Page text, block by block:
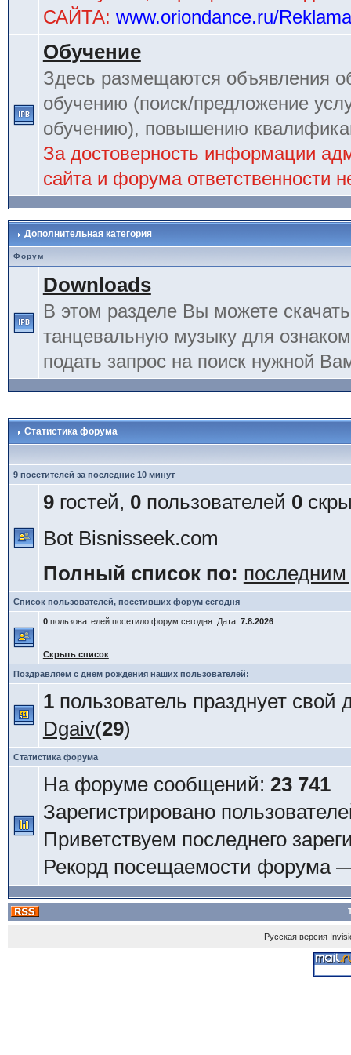
САЙТА: www.oriondance.ru/Reklama
Обучение
Здесь размещаются объявления
обучению (поиск/предложение
обучению), повышению
За достоверность информации
сайта и форума ответственности
Дополнительная категория
Форум
Downloads
В этом разделе Вы можете
танцевальную музыку для
подать запрос на поиск нужной
Статистика форума
9 посетителей за последние 10 минут
9гостей, 0пользователей 0
Bot Bisnisseek.com
Полный список по:
Список пользователей, посетивших форум сегодня
0пользователей посетило форум сегодня. Дата: 7.8.2026
Скрыть список
Поздравляем с днем рождения наших пользователей:
1пользователь празднует свой
Dgaiv(29)
Статистика форума
На форуме сообщений: 23 741
Зарегистрировано
Приветствуем последнего
Рекорд посещаемости форума
Русская версия